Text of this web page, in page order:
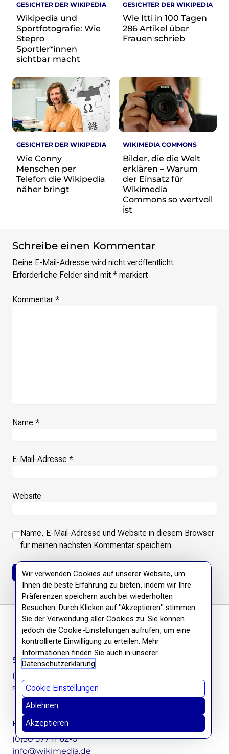
GESICHTER DER WIKIPEDIA
Wikipedia und
Sportfotografie: Wie
Stepro
Sportler*innen
sichtbar macht
GESICHTER DER WIKIPEDIA
Wie Itti in 100 Tagen
286 Artikel über
Frauen schrieb
GESICHTER DER WIKIPEDIA
Wie Conny
Menschen per
Telefon die Wikipedia
näher bringt
WIKIMEDIA COMMONS
Bilder, die die Welt
erklären – Warum
der Einsatz für
Wikimedia
Commons so wertvoll
ist
Schreibe einen Kommentar
Deine E-Mail-Adresse wird nicht veröffentlicht.
Erforderliche Felder sind mit * markiert
Kommentar *
Name *
E-Mail-Adresse *
Website
Name, E-Mail-Adresse und Website in diesem Browser
für meinen nächsten Kommentar speichern.
Footer
Instagram
LinkedIn
Facebook
Mastodon
Spendenservice
(0)30 577 11 62-19
spenden@wikimedia.de
Kontakt
(0)30 577 11 62-0
info@wikimedia.de
Wir verwenden Cookies auf unserer Website, um
Ihnen die beste Erfahrung zu bieten, indem wir Ihre
Präferenzen speichern auch bei wiederholten
Besuchen. Durch Klicken auf "Akzeptieren" stimmen
Sie der Verwendung aller Cookies zu. Sie können
jedoch die Cookie-Einstellungen aufrufen, um eine
kontrollierte Einwilligung zu erteilen. Mehr
Informationen finden Sie auch in unserer
Datenschutzerklärung
Cookie Einstellungen
Ablehnen
Akzeptieren